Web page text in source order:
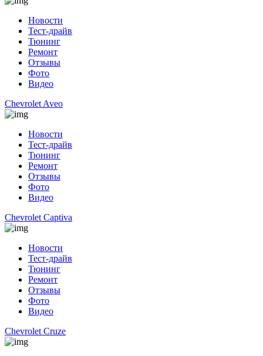
Новости
Тест-драйв
Тюнинг
Ремонт
Отзывы
Фото
Видео
Chevrolet Aveo
Новости
Тест-драйв
Тюнинг
Ремонт
Отзывы
Фото
Видео
Chevrolet Captiva
Новости
Тест-драйв
Тюнинг
Ремонт
Отзывы
Фото
Видео
Chevrolet Cruze